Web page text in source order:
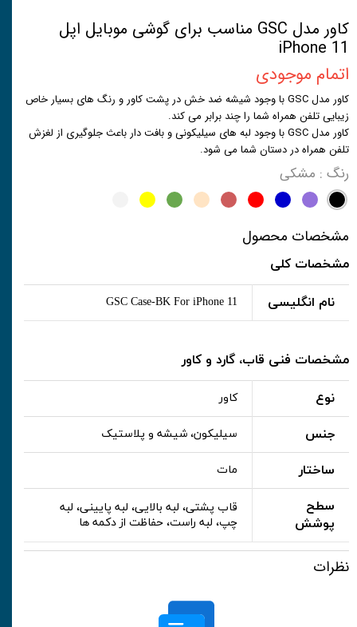
کاور مدل GSC مناسب برای گوشی موبایل اپل
iPhone 11
اتمام موجودی
کاور مدل GSC با وجود شیشه ضد خش در پشت کاور و رنگ های بسیار خاص
زیبایی تلفن همراه شما را چند برابر می کند.
کاور مدل GSC با وجود لبه های سیلیکونی و بافت دار باعث جلوگیری از لغزش
تلفن همراه در دستان شما می شود.
رنگ : مشکی
مشخصات محصول
مشخصات کلی
نام انگلیسی GSC Case-BK For iPhone 11
مشخصات فنی قاب، گارد و کاور
نوع کاور
جنس سیلیکون، شیشه و پلاستیک
ساختار مات
سطح
پوشش
قاب پشتی، لبه بالایی، لبه پایینی، لبه
چپ، لبه راست، حفاظت از دکمه ها
نظرات